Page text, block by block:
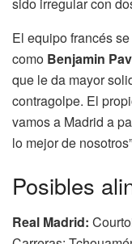
El equipo francés
como Benjamin
que le da mayor
contragolpe. El
vamos a Madrid a
lo mejor de
Posibles
Real Madrid: